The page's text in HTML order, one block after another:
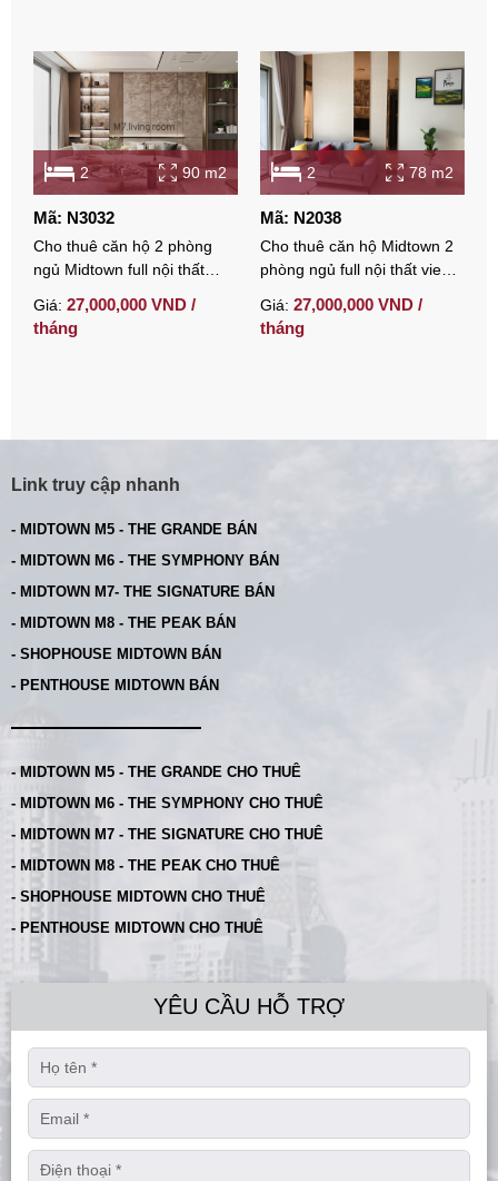
2 90 m2
Mã: N3032
Cho thuê căn hộ 2 phòng
ngủ Midtown full nội thất
Giá: 27,000,000 VND /
tháng
2 78 m2
Mã: N2038
Cho thuê căn hộ Midtown 2
phòng ngủ full nội thất view
Giá: 27,000,000 VND /
tháng
Link truy cập nhanh
- MIDTOWN M5 - THE GRANDE BÁN
- MIDTOWN M6 - THE SYMPHONY BÁN
- MIDTOWN M7- THE SIGNATURE BÁN
- MIDTOWN M8 - THE PEAK BÁN
- SHOPHOUSE MIDTOWN BÁN
- PENTHOUSE MIDTOWN BÁN
- MIDTOWN M5 - THE GRANDE CHO THUÊ
- MIDTOWN M6 - THE SYMPHONY CHO THUÊ
- MIDTOWN M7 - THE SIGNATURE CHO THUÊ
- MIDTOWN M8 - THE PEAK CHO THUÊ
- SHOPHOUSE MIDTOWN CHO THUÊ
- PENTHOUSE MIDTOWN CHO THUÊ
YÊU CẦU HỖ TRỢ